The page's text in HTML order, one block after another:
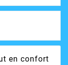
en confort